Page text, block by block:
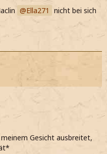
Ella271
nicht bei sich
Gesicht ausbreitet,